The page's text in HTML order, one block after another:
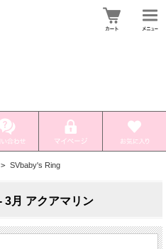
> SVbaby's Ring
月 アクアマリン